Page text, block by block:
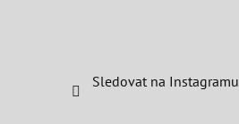
Sledovat na Instagramu